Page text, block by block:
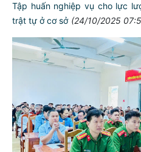
Tập huấn nghiệp vụ cho lực
trật tự ở cơ sở (24/10/2025